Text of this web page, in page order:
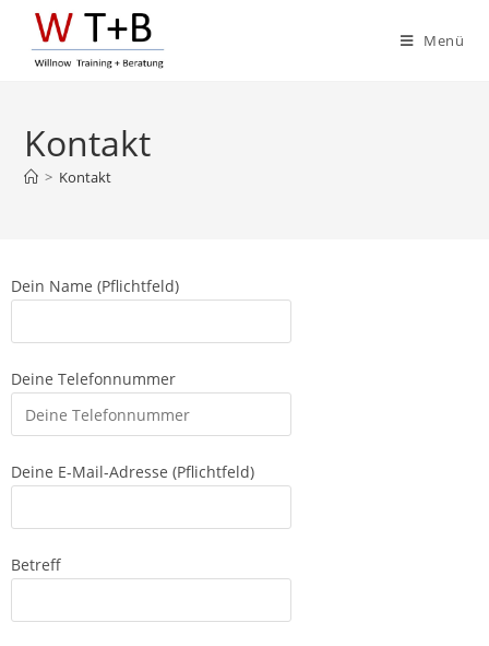
Menü
Kontakt
> Kontakt
Dein Name (Pflichtfeld)
Deine Telefonnummer
Deine E-Mail-Adresse (Pflichtfeld)
Betreff